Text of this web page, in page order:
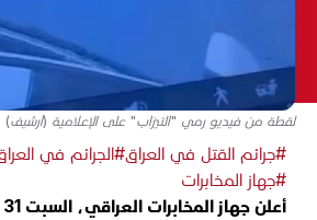
لقطة من فيديو رمي "التيزاب" على الإعلامية (أرشيف)
#جرائم القتل في العراق#الجرائم في
#جهاز المخابرات